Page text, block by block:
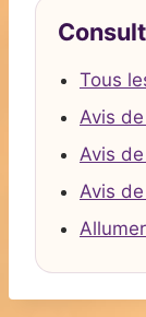
Tous
Avis
Avis
Avis